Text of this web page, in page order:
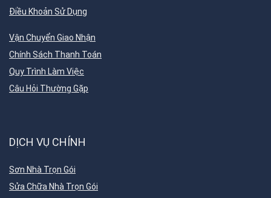
Điều Khoản Sử Dụng
Vận Chuyển Giao Nhận
Chính Sách Thanh Toán
Quy Trình Làm Việc
Câu Hỏi Thường Gặp
DỊCH VỤ CHÍNH
Sơn Nhà Trọn Gói
Sửa Chữa Nhà Trọn Gói